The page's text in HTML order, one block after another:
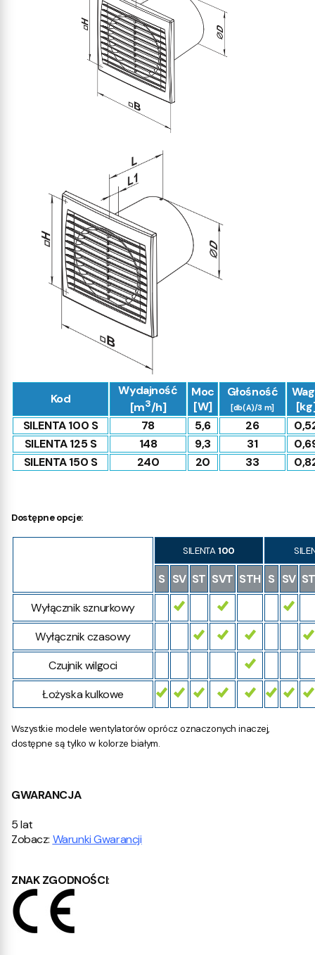
Kod
Wydajność
[m3/h]
Moc
[W]
Głośność
[db(A)/3 m]
SILENTA 100 S
78 5,6 26
SILENTA 125 S
148 9,3 31
SILENTA 150 S
240 20 33
Dostępne opcje:
SILENTA100
S SV ST SVT STH S SV
Wyłącznik sznurkowy
Wyłącznik czasowy
Czujnik wilgoci
Łożyska kulkowe
Wszystkie modele wentylatorów oprócz oznaczonych inaczej,
dostępne są tylko w kolorze białym.
GWARANCJA
5 lat
Zobacz: Warunki Gwarancji
ZNAK ZGODNOŚCI: